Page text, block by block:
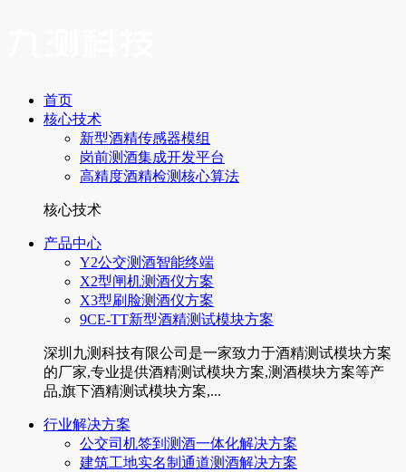
首页
核心技术
新型酒精传感器模组
岗前测酒集成开发平台
高精度酒精检测核心算法
核心技术
产品中心
Y2公交测酒智能终端
X2型闸机测酒仪方案
X3型刷脸测酒仪方案
9CE-TT新型酒精测试模块方案
深圳九测科技有限公司是一家致力于酒精测试模块方案
的厂家,专业提供酒精测试模块方案,测酒模块方案等产
品,旗下酒精测试模块方案,...
行业解决方案
公交司机签到测酒一体化解决方案
建筑工地实名制通道测酒解决方案